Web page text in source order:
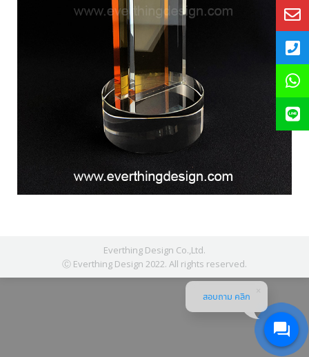
Everthing Design Co.,Ltd.
Ⓒ Everthing Design 2022. All rights reserved.
สอบถาม คลิก